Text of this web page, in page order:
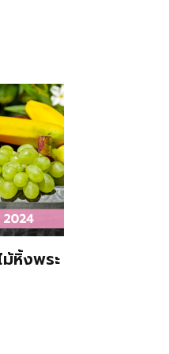
หิ้งพระ